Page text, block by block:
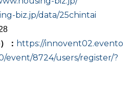
biz.jp/data/25chintai
： https://innovent02.evento
event/8724/users/register/?